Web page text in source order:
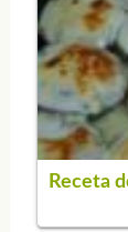
Receta